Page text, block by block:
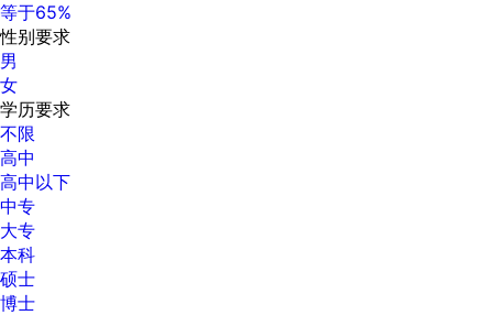
等于65%
性别要求
男
女
学历要求
不限
高中
高中以下
中专
大专
本科
硕士
博士